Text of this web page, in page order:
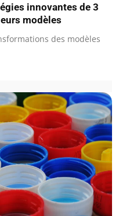
innovantes de 3
modèles
des modèles